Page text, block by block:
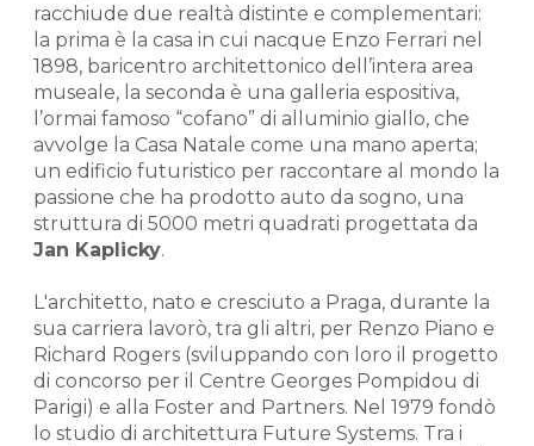
racchiude due realtà distinte e complementari:
la prima è la casa in cui nacque Enzo Ferrari nel
1898, baricentro architettonico dell’intera area
museale, la seconda è una galleria espositiva,
l’ormai famoso “cofano” di alluminio giallo, che
avvolge la Casa Natale come una mano aperta;
un edificio futuristico per raccontare al mondo la
passione che ha prodotto auto da sogno, una
struttura di 5000 metri quadrati progettata da
Jan Kaplicky.
L'architetto, nato e cresciuto a Praga, durante la
sua carriera lavorò, tra gli altri, per Renzo Piano e
Richard Rogers (sviluppando con loro il progetto
di concorso per il Centre Georges Pompidou di
Parigi) e alla Foster and Partners. Nel 1979 fondò
lo studio di architettura Future Systems. Tra i